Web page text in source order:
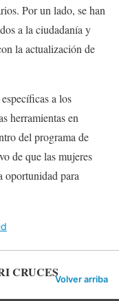
Por un lado, se han
a la ciudadanía y
la actualización de
a los
herramientas en
del programa de
de que las mujeres
oportunidad para
CRUCESVolver arriba